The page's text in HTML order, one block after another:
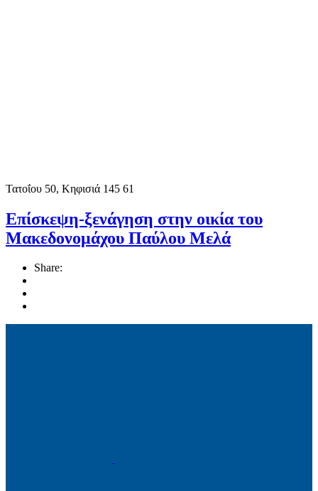
Τατοΐου 50, Κηφισιά 145 61
Επίσκεψη-ξενάγηση στην οικία του
Μακεδονομάχου Παύλου Μελά
Share: